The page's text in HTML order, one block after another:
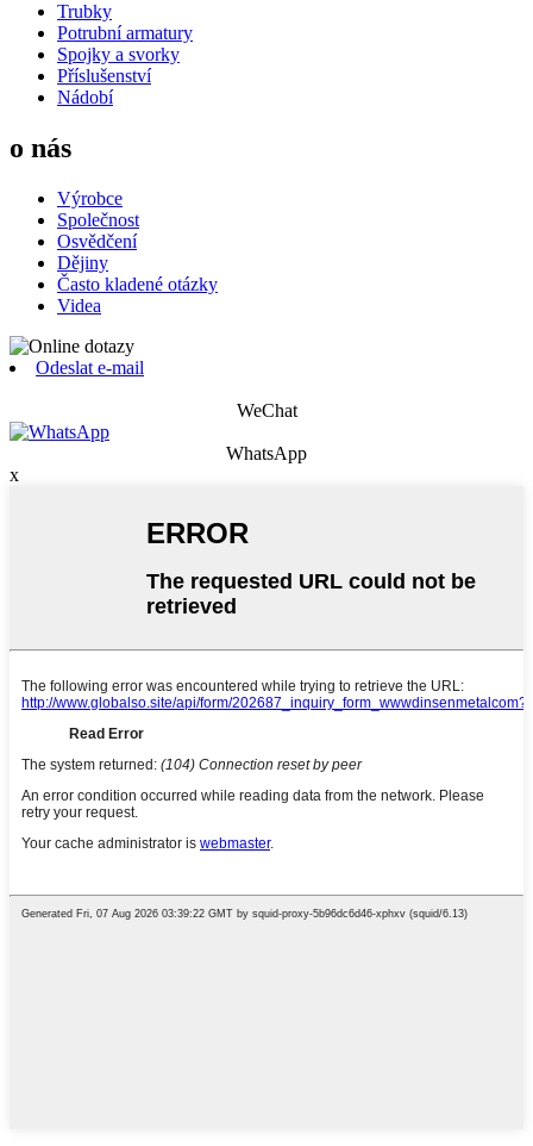
Trubky
Potrubní armatury
Spojky a svorky
Příslušenství
Nádobí
o nás
Výrobce
Společnost
Osvědčení
Dějiny
Často kladené otázky
Videa
Odeslat e-mail
WeChat
WhatsApp
x